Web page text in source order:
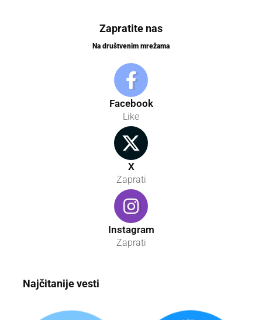
Zapratite nas
Na društvenim mrežama
Facebook
Like
X
Zaprati
Instagram
Zaprati
Najčitanije vesti